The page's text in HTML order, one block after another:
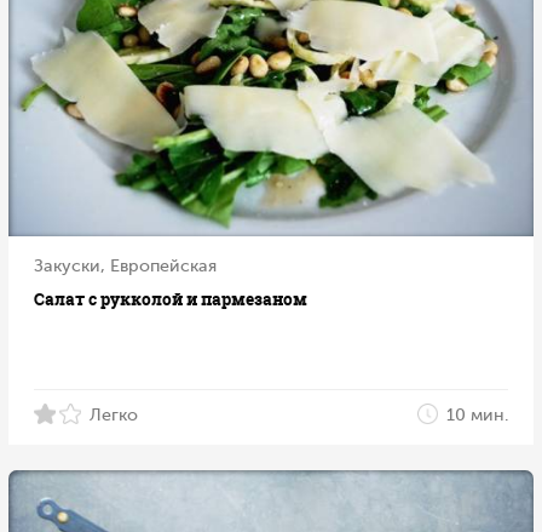
Закуски, Европейская
Салат с рукколой и пармезаном
Легко 10 мин.